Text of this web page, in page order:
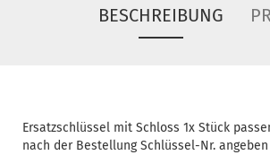
BESCHREIBUNG
Ersatzschlüssel mit Schloss 1x Stück
nach der Bestellung Schlüssel-Nr. angeben